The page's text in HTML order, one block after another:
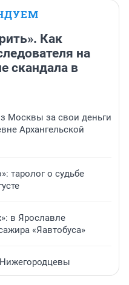
Как
на
скандала в
Москвы за свои деньги
Архангельской
таролог о судьбе
в Ярославле
«Яавтобуса»